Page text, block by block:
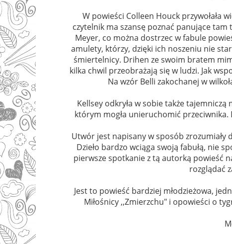
W powieści Colleen Houck przywołała
czytelnik ma szansę poznać panujące
Meyer, co można dostrzec w fabule
amulety, którzy, dzięki ich noszeniu nie
śmiertelnicy. Drihen ze swoim bratem
kilka chwil przeobrażają się w ludzi. Jak
Na wzór Belli zakochanej w
Kellsey odkryła w sobie także tajemniczą
którym mogła unieruchomić przeciwnika.
Utwór jest napisany w sposób zrozumiały
Dzieło bardzo wciąga swoją fabułą, nie
pierwsze spotkanie z tą autorką powieść
rozglądać
Jest to powieść bardziej młodzieżowa,
Miłośnicy ,,Zmierzchu" i opowieści o